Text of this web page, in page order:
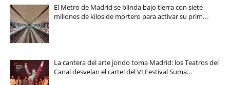
El Metro de Madrid se blinda bajo tierra con siete
millones de kilos de mortero para activar su prim…
La cantera del arte jondo toma Madrid: los Teatros del
Canal desvelan el cartel del VI Festival Suma…